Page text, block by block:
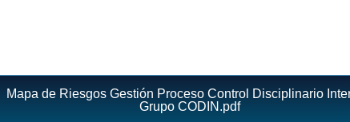
Mapa de Riesgos Gestión Proceso Control Disciplinario
Grupo CODIN.pdf